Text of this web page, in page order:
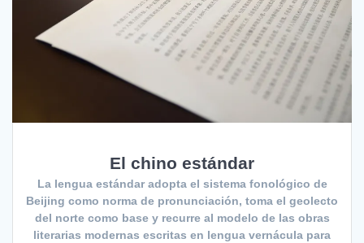
El chino estándar
La lengua estándar adopta el sistema fonológico de
Beijing como norma de pronunciación, toma el geolecto
del norte como base y recurre al modelo de las obras
literarias modernas escritas en lengua vernácula para